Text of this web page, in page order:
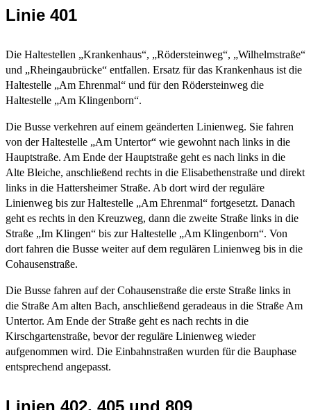
Linie 401
Die Haltestellen „Krankenhaus“, „Rödersteinweg“, „Wilhelmstraße“
und „Rheingaubrücke“ entfallen. Ersatz für das Krankenhaus ist die
Haltestelle „Am Ehrenmal“ und für den Rödersteinweg die
Haltestelle „Am Klingenborn“.
Die Busse verkehren auf einem geänderten Linienweg. Sie fahren
von der Haltestelle „Am Untertor“ wie gewohnt nach links in die
Hauptstraße. Am Ende der Hauptstraße geht es nach links in die
Alte Bleiche, anschließend rechts in die Elisabethenstraße und direkt
links in die Hattersheimer Straße. Ab dort wird der reguläre
Linienweg bis zur Haltestelle „Am Ehrenmal“ fortgesetzt. Danach
geht es rechts in den Kreuzweg, dann die zweite Straße links in die
Straße „Im Klingen“ bis zur Haltestelle „Am Klingenborn“. Von
dort fahren die Busse weiter auf dem regulären Linienweg bis in die
Cohausenstraße.
Die Busse fahren auf der Cohausenstraße die erste Straße links in
die Straße Am alten Bach, anschließend geradeaus in die Straße Am
Untertor. Am Ende der Straße geht es nach rechts in die
Kirschgartenstraße, bevor der reguläre Linienweg wieder
aufgenommen wird. Die Einbahnstraßen wurden für die Bauphase
entsprechend angepasst.
Linien 402, 405 und 809